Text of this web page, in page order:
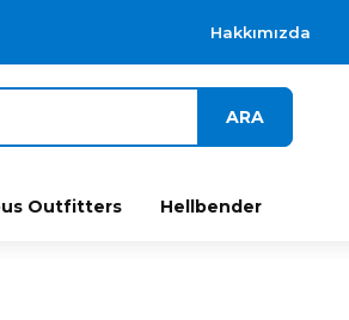
Hakkımızda
ARA
Outfitters Hellbender